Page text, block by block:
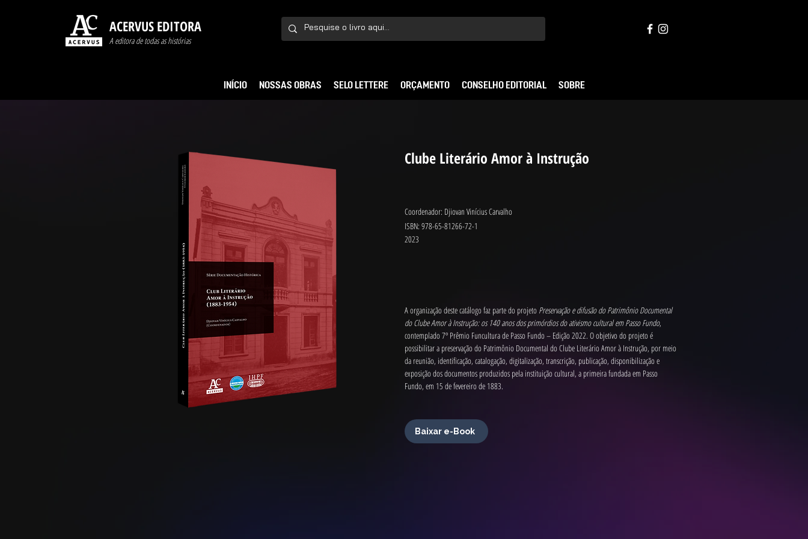
ACERVUS EDITORA
A editora de todas as histórias
INÍCIO NOSSAS OBRAS SELO LETTERE ORÇAMENTO CONSELHO EDITORIAL SOBRE
Clube Literário Amor à Instrução
Coordenador: Djiovan Vinícius Carvalho
ISBN: 978-65-81266-72-1
2023
A organização deste catálogo faz parte do projeto Preservação e difusão do Patrimônio Documental
do Clube Amor à Instrução: os 140 anos dos primórdios do ativismo cultural em Passo Fundo,
contemplado 7º Prêmio Funcultura de Passo Fundo – Edição 2022. O objetivo do projeto é
possibilitar a preservação do Patrimônio Documental do Clube Literário Amor à Instrução, por meio
da reunião, identificação, catalogação, digitalização, transcrição, publicação, disponibilização e
exposição dos documentos produzidos pela instituição cultural, a primeira fundada em Passo
Fundo, em 15 de fevereiro de 1883.
Baixar e-Book